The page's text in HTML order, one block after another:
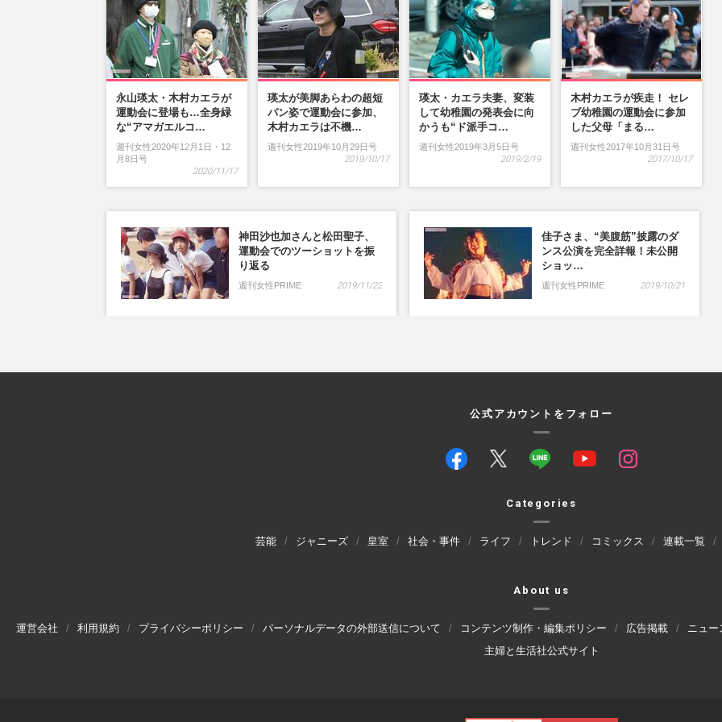
永山瑛太・木村カエラが
運動会に登場も…全身緑
な“アマガエルコ…
週刊女性2020年12月1日・12
月8日号
2020/11/17
瑛太が美脚あらわの超短
パン姿で運動会に参加、
木村カエラは不機…
週刊女性2019年10月29日号
2019/10/17
瑛太・カエラ夫妻、変装
して幼稚園の発表会に向
かうも“ド派手コ…
週刊女性2019年3月5日号
2019/2/19
木村カエラが疾走！ セレ
ブ幼稚園の運動会に参加
した父母「まる…
週刊女性2017年10月31日号
2017/10/17
神田沙也加さんと松田聖子、
運動会でのツーショットを振
り返る
週刊女性PRIME 2019/11/22
佳子さま、“美腹筋”披露のダ
ンス公演を完全詳報！未公開
ショッ…
週刊女性PRIME 2019/10/21
公式アカウントをフォロー
Categories
芸能 ジャニーズ 皇室 社会・事件 ライフ トレンド コミックス 連載一覧
About us
運営会社 利用規約 プライバシーポリシー パーソナルデータの外部送信について コンテンツ制作・編集ポリシー 広告掲載 ニュ
主婦と生活社公式サイト